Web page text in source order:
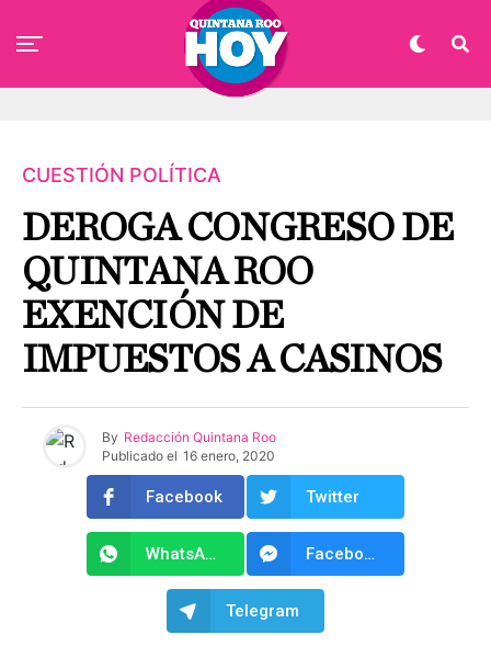
CUESTIÓN POLÍTICA
DEROGA CONGRESO DE
QUINTANA ROO
EXENCIÓN DE
IMPUESTOS A CASINOS
By Redacción Quintana Roo
Publicado el 16 enero, 2020
Facebook Twitter
WhatsApp Facebook Messenger
Telegram